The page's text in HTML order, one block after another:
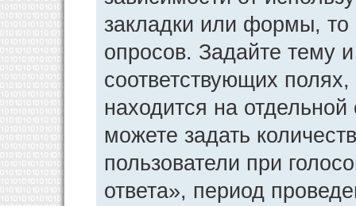
закладки или формы, то
опросов. Задайте тему
соответствующих
находится на
можете задать
пользователи при
ответа», период